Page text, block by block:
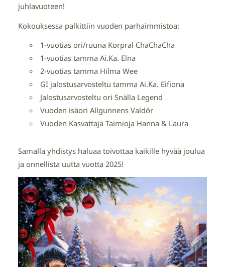
juhlavuoteen!
Kokouksessa palkittiin vuoden parhaimmistoa:
1-vuotias ori/ruuna Korpral ChaChaCha
1-vuotias tamma Ai.Ka. Elna
2-vuotias tamma Hilma Wee
GI jalostusarvosteltu tamma Ai.Ka. Eifiona
Jalostusarvosteltu ori Snälla Legend
Vuoden isäori Allgunnens Valdör
Vuoden Kasvattaja Taimioja Hanna & Laura
Samalla yhdistys haluaa toivottaa kaikille hyvää joulua
ja onnellista uutta vuotta 2025!